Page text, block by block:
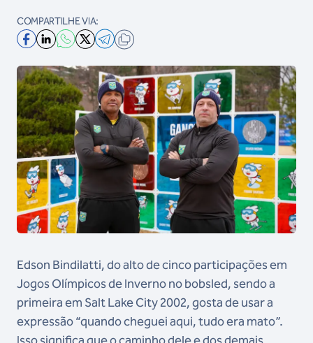
COMPARTILHE VIA:
Edson Bindilatti, do alto de cinco participações em
Jogos Olímpicos de Inverno no bobsled, sendo a
primeira em Salt Lake City 2002, gosta de usar a
expressão “quando cheguei aqui, tudo era mato”.